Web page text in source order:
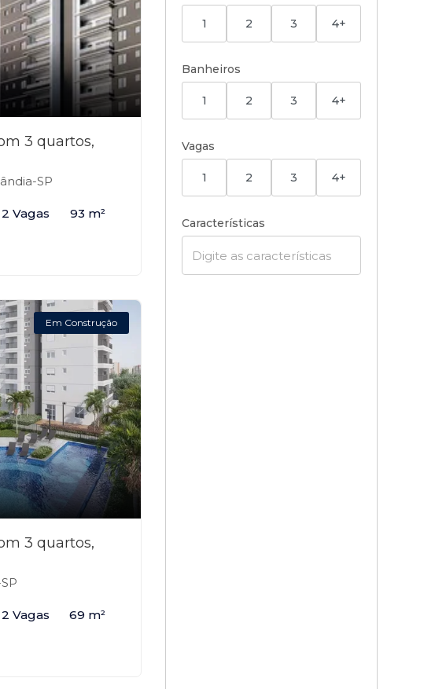
3 quartos,
SP
2 Vagas 93 m²
Em Construção
3 quartos,
2 Vagas 69 m²
1 2 3 4+
Banheiros
1 2 3 4+
Vagas
1 2 3 4+
Características